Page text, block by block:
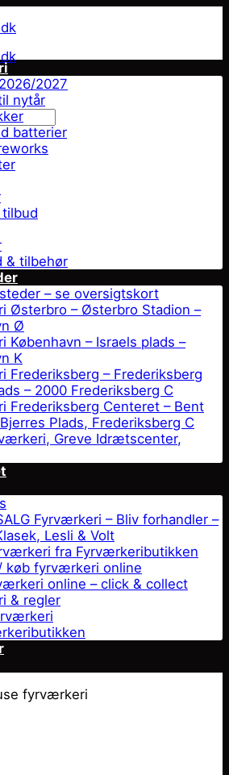
2027
nytår
batterier
& tilbehør
– se oversigtskort
Østerbro – Østerbro Stadion –
Ø
København – Israels plads –
K
Frederiksberg – Frederiksberg
– 2000 Frederiksberg C
Frederiksberg Centeret – Bent
Plads, Frederiksberg C
Greve Idrætscenter,
Fyrværkeri – Bliv forhandler –
Lesli & Volt
fra Fyrværkeributikken
køb fyrværkeri online
online – click & collect
& regler
fyrværkeri